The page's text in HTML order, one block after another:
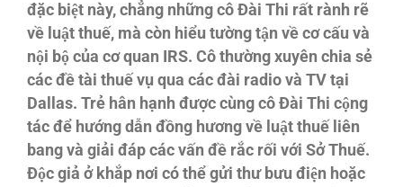
đặc biệt này, chẳng những cô Đài Thi rất rành rẽ
về luật thuế, mà còn hiểu tường tận về cơ cấu và
nội bộ của cơ quan IRS. Cô thường xuyên chia sẻ
các đề tài thuế vụ qua các đài radio và TV tại
Dallas. Trẻ hân hạnh được cùng cô Đài Thi cộng
tác để hướng dẫn đồng hương về luật thuế liên
bang và giải đáp các vấn đề rắc rối với Sở Thuế.
Độc giả ở khắp nơi có thể gửi thư bưu điện hoặc